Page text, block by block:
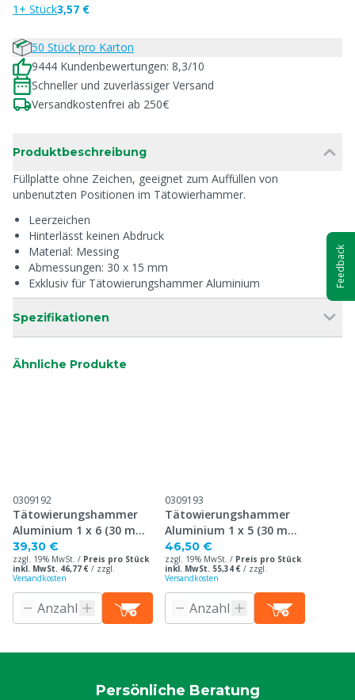
1+ Stück3,57 €
50 Stück pro Karton
9444 Kundenbewertungen: 8,3/10
Schneller und zuverlässiger Versand
Versandkostenfrei ab 250€
Produktbeschreibung
Füllplatte ohne Zeichen, geeignet zum Auffüllen von
unbenutzten Positionen im Tätowierhammer.
Leerzeichen
Hinterlässt keinen Abdruck
Material: Messing
Abmessungen: 30 x 15 mm
Exklusiv für Tätowierungshammer Aluminium
Spezifikationen
Ähnliche Produkte
0309192
Tätowierungshammer
Aluminium 1 x 6 (30 mm),
35 mm Platte
39,30 €
zzgl. 19% MwSt. / Preis pro Stück
inkl. MwSt. 46,77 € / zzgl.
Versandkosten
0309193
Tätowierungshammer
Aluminium 1 x 5 (30 mm),
35 mm Platte
46,50 €
zzgl. 19% MwSt. / Preis pro Stück
inkl. MwSt. 55,34 € / zzgl.
Versandkosten
Persönliche Beratung
Feedback